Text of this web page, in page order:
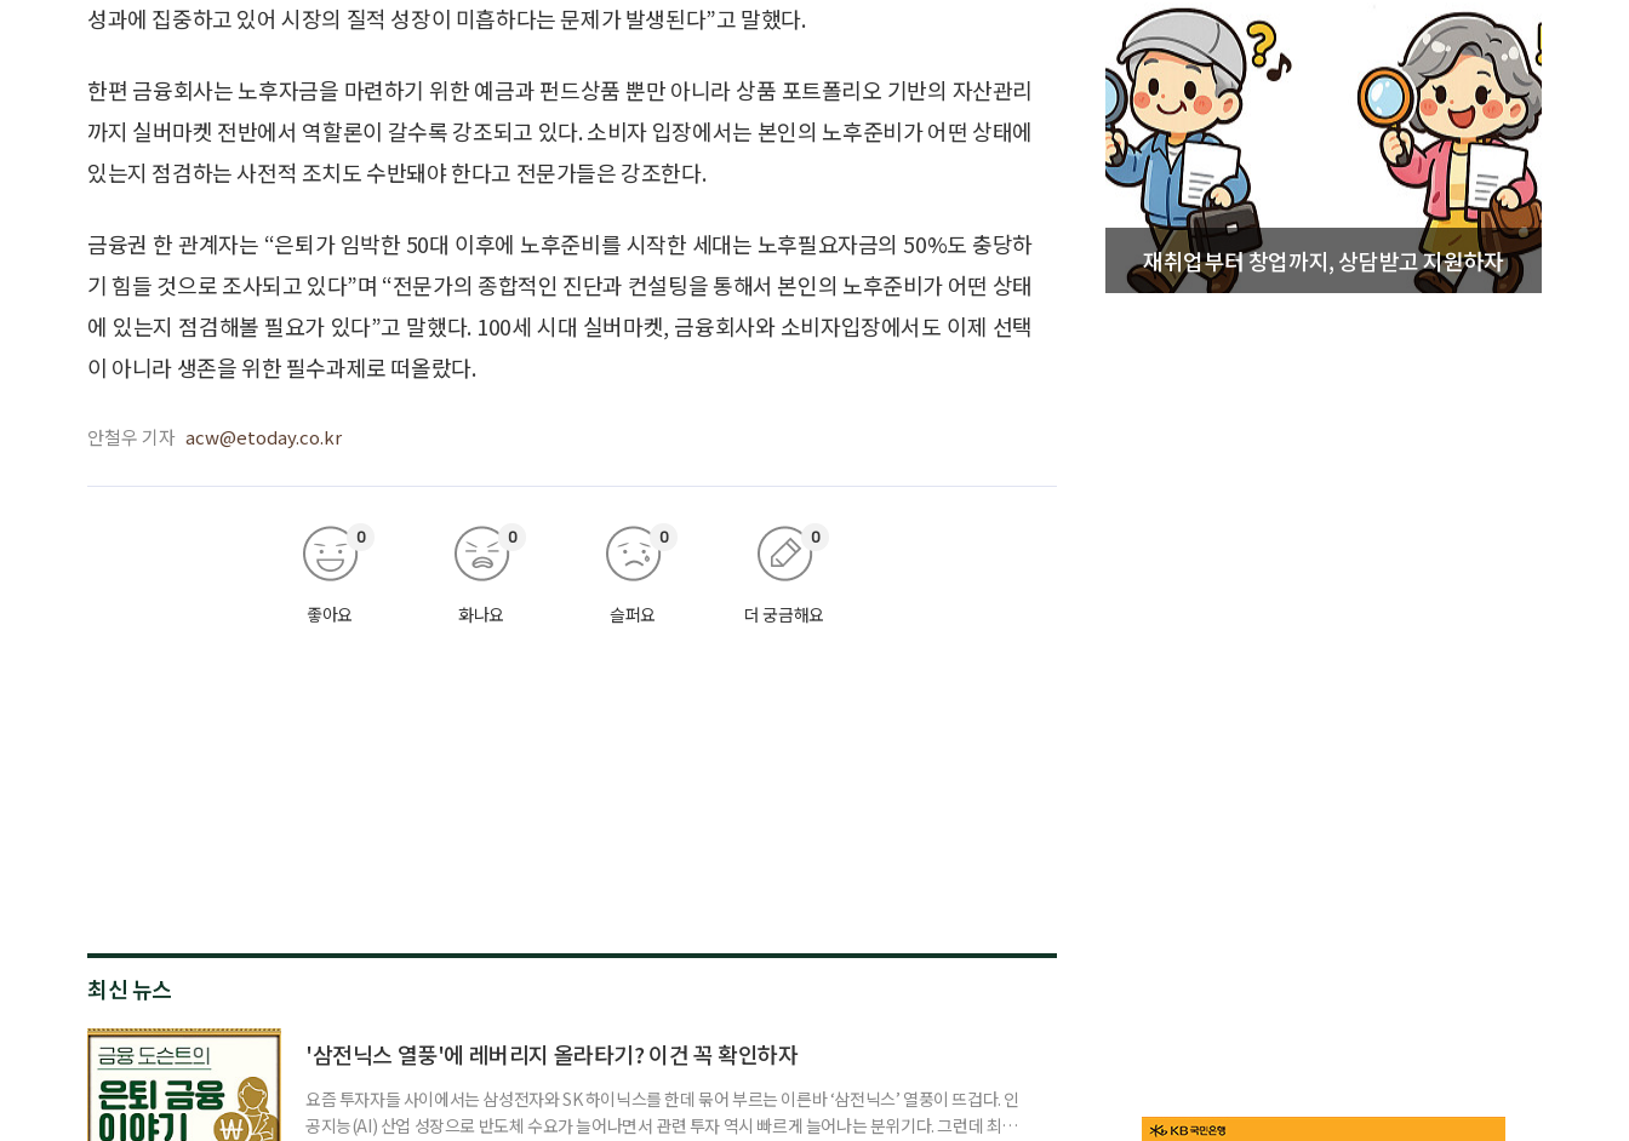
성과에 집중하고 있어 시장의 질적 성장이 미흡하다는 문제가 발생된다”고 말했다.
한편 금융회사는 노후자금을 마련하기 위한 예금과 펀드상품 뿐만 아니라 상품 포트폴리오 기반의 자산관리
까지 실버마켓 전반에서 역할론이 갈수록 강조되고 있다. 소비자 입장에서는 본인의 노후준비가 어떤 상태에
있는지 점검하는 사전적 조치도 수반돼야 한다고 전문가들은 강조한다.
금융권 한 관계자는 “은퇴가 임박한 50대 이후에 노후준비를 시작한 세대는 노후필요자금의 50%도 충당하
기 힘들 것으로 조사되고 있다”며 “전문가의 종합적인 진단과 컨설팅을 통해서 본인의 노후준비가 어떤 상태
에 있는지 점검해볼 필요가 있다”고 말했다. 100세 시대 실버마켓, 금융회사와 소비자입장에서도 이제 선택
이 아니라 생존을 위한 필수과제로 떠올랐다.
안철우 기자 acw@etoday.co.kr
좋아요
0
화나요
0
슬퍼요
0
더 궁금해요
0
최신 뉴스
'삼전닉스 열풍'에 레버리지 올라타기? 이건 꼭 확인하자
요즘 투자자들 사이에서는 삼성전자와 SK 하이닉스를 한데 묶어 부르는 이른바 ‘삼전닉스’ 열풍이 뜨겁다. 인
공지능(AI) 산업 성장으로 반도체 수요가 늘어나면서 관련 투자 역시 빠르게 늘어나는 분위기다. 그런데 최근
재취업부터 창업까지, 상담받고 지원하자